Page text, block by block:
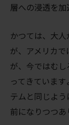
層への浸透を加
かつては、大
が、アメリカ
が、今ではむし
ってきていま
テムと同じよ
前になりつつあ